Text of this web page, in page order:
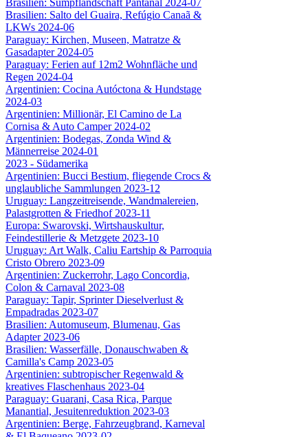
Brasilien: Sumpflandschaft Pantanal 2024-07
Brasilien: Salto del Guaira, Refúgio Canaã &
LKWs 2024-06
Paraguay: Kirchen, Museen, Matratze &
Gasadapter 2024-05
Paraguay: Ferien auf 12m2 Wohnfläche und
Regen 2024-04
Argentinien: Cocina Autóctona & Hundstage
2024-03
Argentinien: Millionär, El Camino de La
Cornisa & Auto Camper 2024-02
Argentinien: Bodegas, Zonda Wind &
Männerreise 2024-01
2023 - Südamerika
Argentinien: Bucci Bestium, fliegende Crocs &
unglaubliche Sammlungen 2023-12
Uruguay: Langzeitreisende, Wandmalereien,
Palastgrotten & Friedhof 2023-11
Europa: Swarovski, Wirtshauskultur,
Feindestillerie & Metzgete 2023-10
Uruguay: Art Walk, Caliu Eartship & Parroquia
Cristo Obrero 2023-09
Argentinien: Zuckerrohr, Lago Concordia,
Colon & Carnaval 2023-08
Paraguay: Tapir, Sprinter Dieselverlust &
Empadradas 2023-07
Brasilien: Automuseum, Blumenau, Gas
Adapter 2023-06
Brasilien: Wasserfälle, Donauschwaben &
Camilla's Camp 2023-05
Argentinien: subtropischer Regenwald &
kreatives Flaschenhaus 2023-04
Paraguay: Guarani, Casa Rica, Parque
Manantial, Jesuitenreduktion 2023-03
Argentinien: Berge, Fahrzeugbrand, Karneval